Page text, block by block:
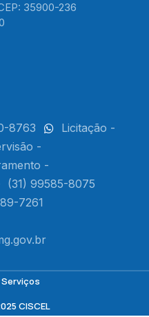
35900-236
8763
Licitação -
-
-
(31) 99585-8075
7261
CISCEL